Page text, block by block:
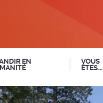
EN
VOUS
ÊTES...